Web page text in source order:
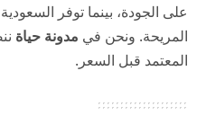
على الجودة، بينما توفر
المريحة. ونحن في مدونة حياة
المعتمد قبل السعر.